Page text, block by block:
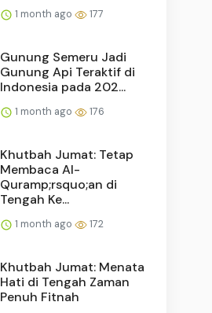
1 month ago 177
Gunung Semeru Jadi
Gunung Api Teraktif di
Indonesia pada 202...
1 month ago 176
Khutbah Jumat: Tetap
Membaca Al-
Quramp;rsquo;an di
Tengah Ke...
1 month ago 172
Khutbah Jumat: Menata
Hati di Tengah Zaman
Penuh Fitnah